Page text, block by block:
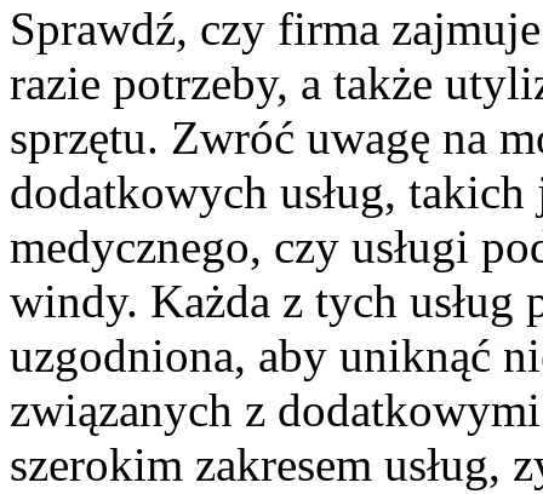
Sprawdź, czy firma
razie potrzeby, a także
sprzętu. Zwróć uwagę na
dodatkowych usług,
medycznego, czy usługi
windy. Każda z tych
uzgodniona, aby uniknąć
związanych z
szerokim zakresem usług,